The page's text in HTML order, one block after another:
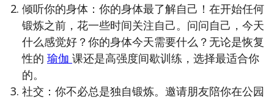
倾听你的身体：你的身体最了解自己！在开始任何
锻炼之前，花一些时间关注自己。问问自己，今天
什么感觉好？你的身体今天需要什么？无论是恢复
性的 瑜伽 课还是高强度间歇训练，选择最适合你
的。
社交：你不必总是独自锻炼。邀请朋友陪你在公园